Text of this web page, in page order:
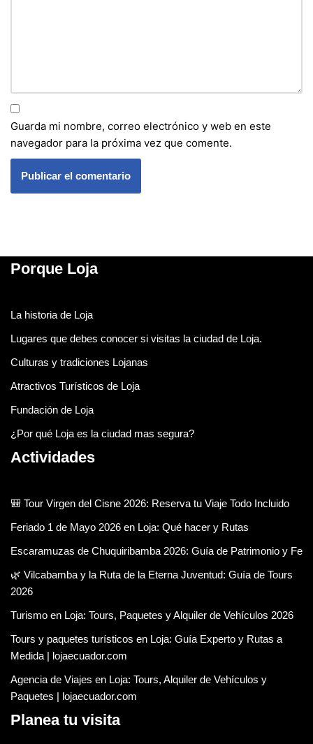
Guarda mi nombre, correo electrónico y web en este
navegador para la próxima vez que comente.
Porque Loja
La historia de Loja
Lugares que debes conocer si visitas la ciudad de Loja.
Culturas y tradiciones Lojanas
Atractivos Turísticos de Loja
Fundación de Loja
¿Por qué Loja es la ciudad mas segura?
Actividades
🎒 Tour Virgen del Cisne 2026: Reserva tu Viaje Todo Incluido
Feriado 1 de Mayo 2026 en Loja: Qué hacer y Rutas
Escaramuzas de Chuquiribamba 2026: Guía de Patrimonio y Fe
🌿 Vilcabamba y la Ruta de la Eterna Juventud: Guía de Tours
2026
Turismo en Loja: Tours, Paquetes y Alquiler de Vehículos 2026
Tours y paquetes turísticos en Loja: Guía Experto y Rutas a
Medida | lojaecuador.com
Agencia de Viajes en Loja: Tours, Alquiler de Vehículos y
Paquetes | lojaecuador.com
Planea tu visita